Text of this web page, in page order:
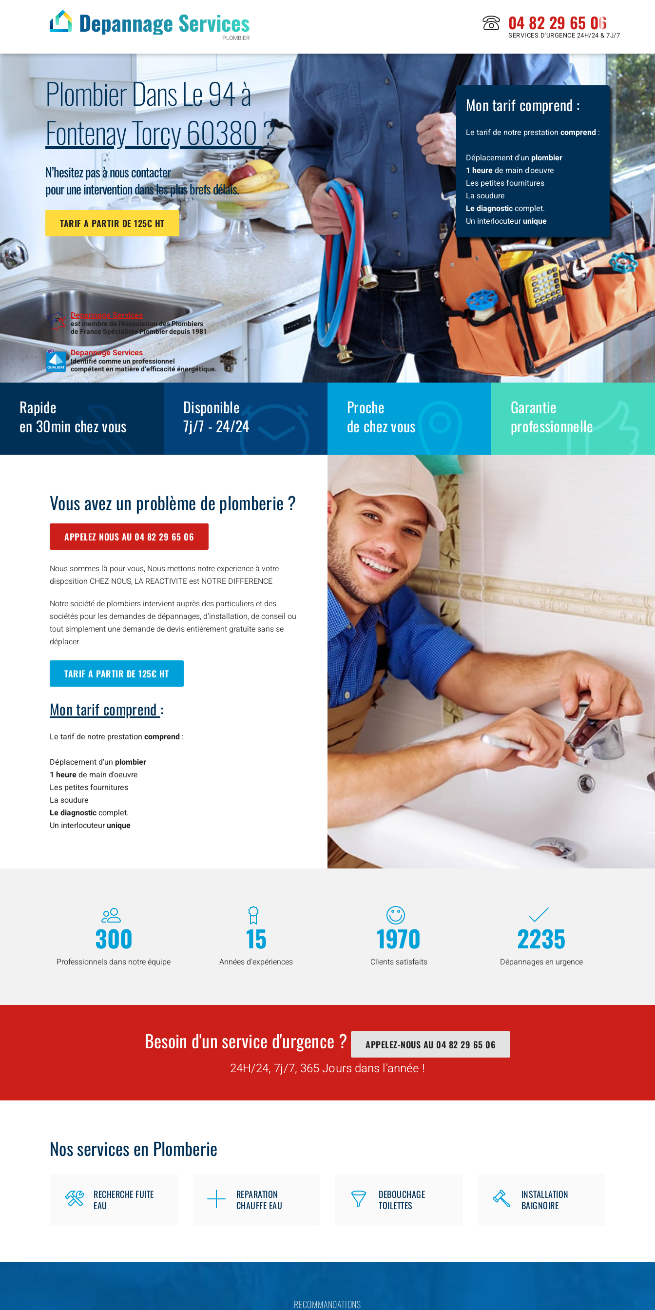
Depannage Services
PLOMBIER
04 82 29 65 06
SERVICES D'URGENCE 24H/24 & 7J/7
Mon tarif comprend :
Le tarif de notre prestation comprend :
Déplacement d'un plombier
1 heurede main d'oeuvre
Les petites fournitures
La soudure
Le diagnosticcomplet.
Un interlocuteurunique
Plombier Dans Le 94 à
Fontenay Torcy 60380?
N’hesitez pas à nous contacter
pour une intervention dans les plus brefs délais.
TARIF A PARTIR DE 125€ HT
Depannage Services
est membre de l'Association des Plombiers
de France Spécialiste Plombier depuis 1981
Depannage Services
Identifié comme un professionnel
compétent en matière d’efficacité énergétique.
Rapide
en 30min chez vous
Disponible
7j/7 - 24/24
Proche
de chez vous
Garantie
professionnelle
Vous avez un problème de plomberie ?
APPELEZ NOUS AU 04 82 29 65 06
Nous sommes là pour vous, Nous mettons notre experience à votre
disposition CHEZ NOUS, LA REACTIVITE est NOTRE DIFFERENCE
Notre société de plombiers intervient auprès des particuliers et des
sociétés pour les demandes de dépannages, d’installation, de conseil ou
tout simplement une demande de devis entièrement gratuite sans se
déplacer.
TARIF A PARTIR DE 125€ HT
Mon tarif comprend :
Le tarif de notre prestation comprend :
Déplacement d'un plombier
1 heurede main d'oeuvre
Les petites fournitures
La soudure
Le diagnosticcomplet.
Un interlocuteurunique
300
Professionnels dans notre équipe
15
Années d'expériences
1970
Clients satisfaits
2235
Dépannages en urgence
Besoin d'un service d'urgence ? APPELEZ-NOUS AU 04 82 29 65 06
24H/24, 7j/7, 365 Jours dans l'année !
Nos services en Plomberie
RECHERCHE FUITE
EAU
REPARATION
CHAUFFE EAU
DEBOUCHAGE
TOILETTES
INSTALLATION
BAIGNOIRE
RECOMMANDATIONS